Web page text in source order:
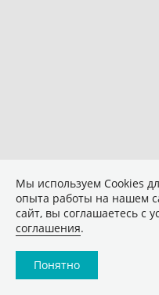
Мы используем Сookies
опыта работы на нашем
сайт, вы соглашаетесь с
соглашения.
Понятно